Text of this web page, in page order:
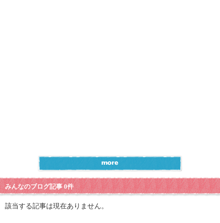
みんなのブログ記事 0件
該当する記事は現在ありません。